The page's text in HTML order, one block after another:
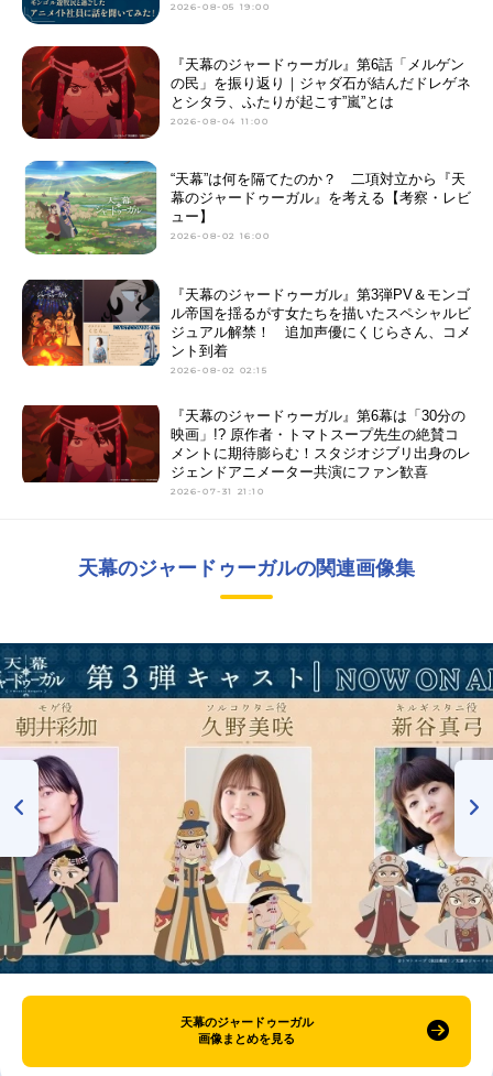
2026-08-05 19:00
『天幕のジャードゥーガル』第6話「メルゲン
の民」を振り返り｜ジャダ石が結んだドレゲネ
とシタラ、ふたりが起こす”嵐”とは
2026-08-04 11:00
“天幕”は何を隔てたのか？ 二項対立から『天
幕のジャードゥーガル』を考える【考察・レビ
ュー】
2026-08-02 16:00
『天幕のジャードゥーガル』第3弾PV＆モンゴ
ル帝国を揺るがす女たちを描いたスペシャルビ
ジュアル解禁！ 追加声優にくじらさん、コメ
ント到着
2026-08-02 02:15
『天幕のジャードゥーガル』第6幕は「30分の
映画」!? 原作者・トマトスープ先生の絶賛コ
メントに期待膨らむ！スタジオジブリ出身のレ
ジェンドアニメーター共演にファン歓喜
2026-07-31 21:10
天幕のジャードゥーガルの関連画像集
天幕のジャードゥーガル
画像まとめを見る